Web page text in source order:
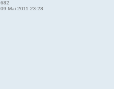
682
09 Mai 2011 23:28